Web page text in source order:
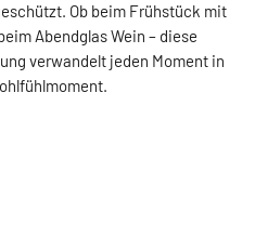
Ob beim Frühstück mit
Abendglas Wein – diese
verwandelt jeden Moment in